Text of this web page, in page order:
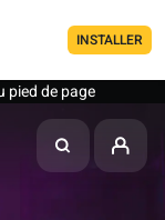
INSTALLER
pied de page